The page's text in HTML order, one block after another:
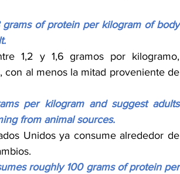
of protein per kilogram of body
1,2 y 1,6 gramos por kilogramo,
con al menos la mitad proveniente de
per kilogram and suggest adults
from animal sources.
Unidos ya consume alrededor de
roughly 100 grams of protein per